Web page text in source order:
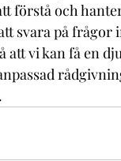
förstå och
svara på frågor
att vi kan få en